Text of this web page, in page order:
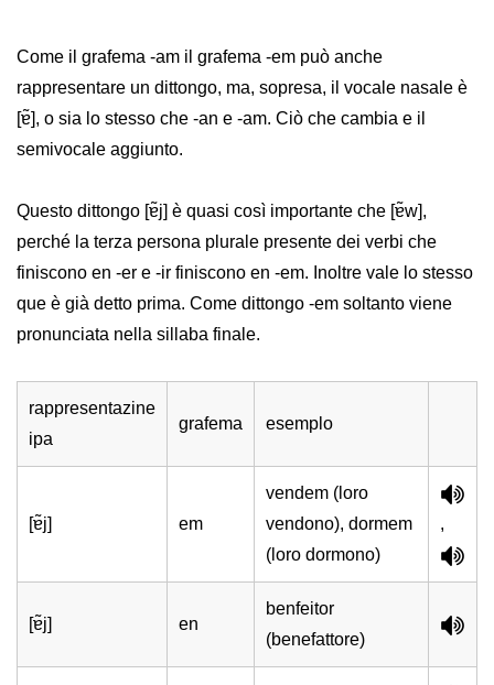
Come il grafema -am il grafema -em può anche
rappresentare un dittongo, ma, sopresa, il vocale nasale è
[ɐ̃], o sia lo stesso che -an e -am. Ciò che cambia e il
semivocale aggiunto.
Questo dittongo [ɐ̃j] è quasi così importante che [ɐ̃w],
perché la terza persona plurale presente dei verbi che
finiscono en -er e -ir finiscono en -em. Inoltre vale lo stesso
que è già detto prima. Come dittongo -em soltanto viene
pronunciata nella sillaba finale.
rappresentazine
ipa
grafema esemplo
[ɐ̃j] em
vendem (loro
vendono), dormem
(loro dormono)
,
[ɐ̃j] en
benfeitor
(benefattore)